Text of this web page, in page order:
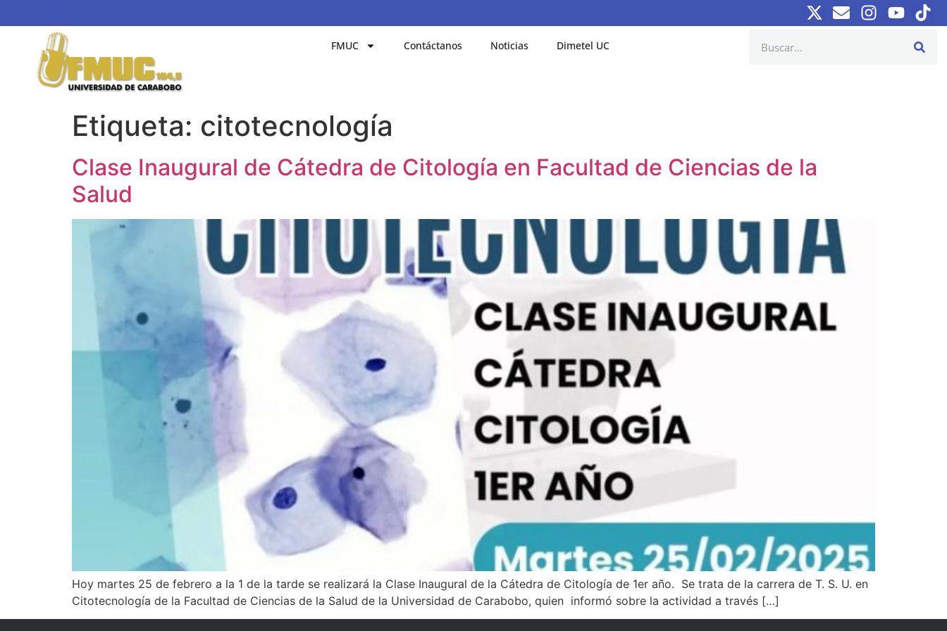
FMUC Contáctanos Noticias Dimetel UC
Etiqueta: citotecnología
Clase Inaugural de Cátedra de Citología en Facultad de Ciencias de la
Salud
Hoy martes 25 de febrero a la 1 de la tarde se realizará la Clase Inaugural de la Cátedra de Citología de 1er año. Se trata de la carrera de T. S. U. en
Citotecnología de la Facultad de Ciencias de la Salud de la Universidad de Carabobo, quien informó sobre la actividad a través […]